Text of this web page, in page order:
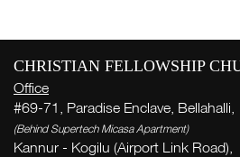
CHRISTIAN FELLOWSHIP
Office
#69-71, Paradise Enclave, Bellahalli,
(Behind Supertech Micasa Apartment)
Kannur - Kogilu (Airport Link Road),